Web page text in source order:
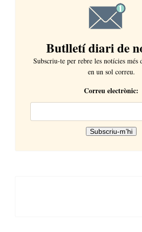
Butlletí diari de
Subscriu-te per rebre les notícies més
en un sol correu.
Correu electrònic: